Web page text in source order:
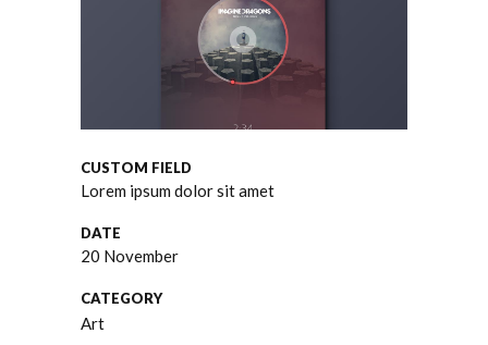
CUSTOM FIELD
Lorem ipsum dolor sit amet
DATE
20 November
CATEGORY
Art